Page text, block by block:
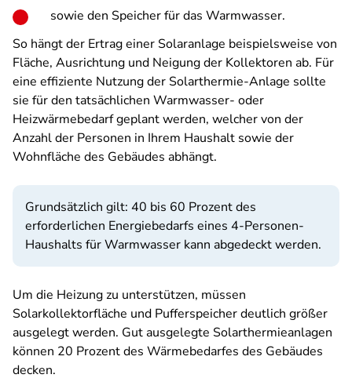
sowie den Speicher für das Warmwasser.
So hängt der Ertrag einer Solaranlage beispielsweise von
Fläche, Ausrichtung und Neigung der Kollektoren ab. Für
eine effiziente Nutzung der Solarthermie-Anlage sollte
sie für den tatsächlichen Warmwasser- oder
Heizwärmebedarf geplant werden, welcher von der
Anzahl der Personen in Ihrem Haushalt sowie der
Wohnfläche des Gebäudes abhängt.
Grundsätzlich gilt: 40 bis 60 Prozent des
erforderlichen Energiebedarfs eines 4-Personen-
Haushalts für Warmwasser kann abgedeckt werden.
Um die Heizung zu unterstützen, müssen
Solarkollektorfläche und Pufferspeicher deutlich größer
ausgelegt werden. Gut ausgelegte Solarthermieanlagen
können 20 Prozent des Wärmebedarfes des Gebäudes
decken.